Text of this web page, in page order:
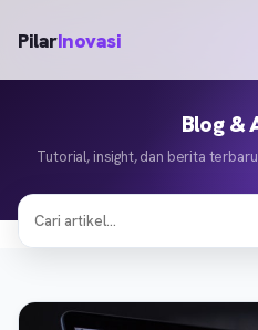
PilarInovasi
Blog &
Tutorial, insight, dan berita